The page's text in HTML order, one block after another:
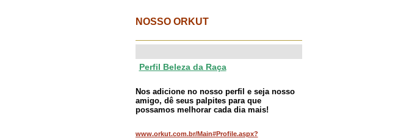
NOSSO ORKUT
Perfil Beleza da Raça
Nos adicione no nosso perfil e seja nosso
amigo, dê seus palpites para que
possamos melhorar cada dia mais!
www.orkut.com.br/Main#Profile.aspx?